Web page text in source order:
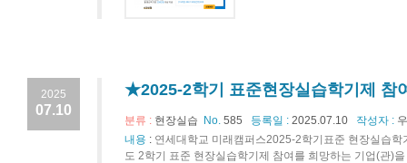
2025
07.10
★2025-2학기 표준현장실습학기제 참
분류 : 현장실습 No. 585 등록일 : 2025.07.10 작성자 :
내용 : 연세대학교 미래캠퍼스2025-2학기표준 현장실습
도 2학기 표준 현장실습학기제 참여를 희망하는 기업(관)